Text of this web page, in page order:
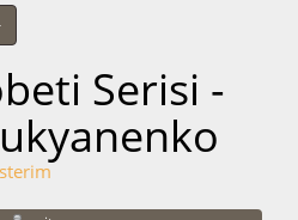
Serisi -